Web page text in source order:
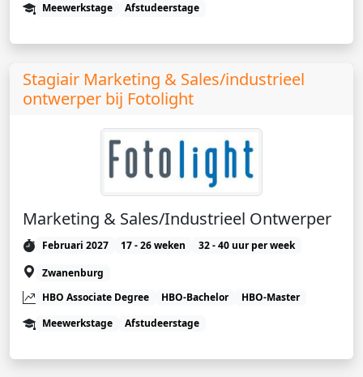
Meewerkstage
Afstudeerstage
Stagiair Marketing & Sales/industrieel
ontwerper bij Fotolight
Marketing & Sales/Industrieel Ontwerper
Februari 2027 17 - 26 weken
32 - 40 uur per week
Zwanenburg
HBO Associate Degree
HBO-Bachelor
HBO-Master
Meewerkstage
Afstudeerstage